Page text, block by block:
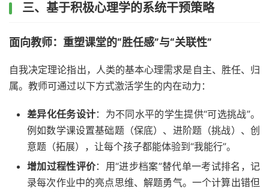
三、基于积极心理学的系统干预策略
面向教师：重塑课堂的“胜任感”与“关联性”
自我决定理论指出，人类的基本心理需求是自主、胜任、归
属。教师可通过以下方式激活学生的内在动力：
差异化任务设计：为不同水平的学生提供“可选挑战”。
例如数学课设置基础题（保底）、进阶题（挑战）、创
意题（拓展），让每个孩子都能体验到“我能行”。
增加过程性评价：用“进步档案”替代单一考试排名，记
录每次作业中的亮点思维、解题勇气。一个计算出错但